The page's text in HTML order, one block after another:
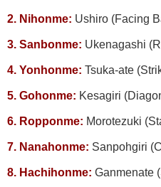
2. Nihonme: Ushiro (Facing
3. Sanbonme: Ukenagashi
4. Yonhonme: Tsuka-ate
5. Gohonme: Kesagiri
6. Ropponme: Morotezuki
7. Nanahonme: Sanpohgiri
8. Hachihonme: Ganmenate